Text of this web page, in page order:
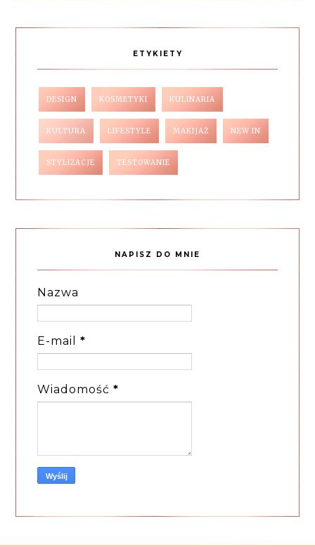
ETYKIETY
DESIGN KOSMETYKI KULINARIA
KULTURA LIFESTYLE MAKIJAŻ NEW IN
STYLIZACJE TESTOWANIE
NAPISZ DO MNIE
Nazwa
E-mail*
Wiadomość*